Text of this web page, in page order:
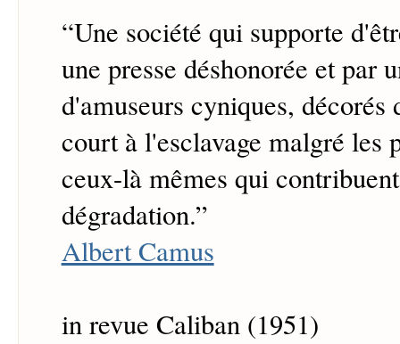
“Une société qui supporte
une presse déshonorée et par
d'amuseurs cyniques, décorés
court à l'esclavage malgré les
ceux-là mêmes qui
dégradation.”
Albert Camus
in revue Caliban (1951)